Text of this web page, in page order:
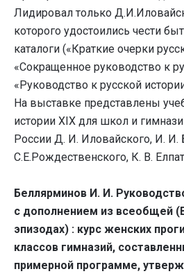
Лидировал только
которого удостоились чести
каталоги («Краткие очерки
«Сокращенное руководство к
«Руководство к русской
На выставке представлены
истории XIX для школ и
России Д. И. Иловайского, И. И.
С.Е.Рождественского, К. В.
Беллярминов И. И.
с дополнением из всеобщей
эпизодах) : курс женских
классов гимназий,
примерной программе,